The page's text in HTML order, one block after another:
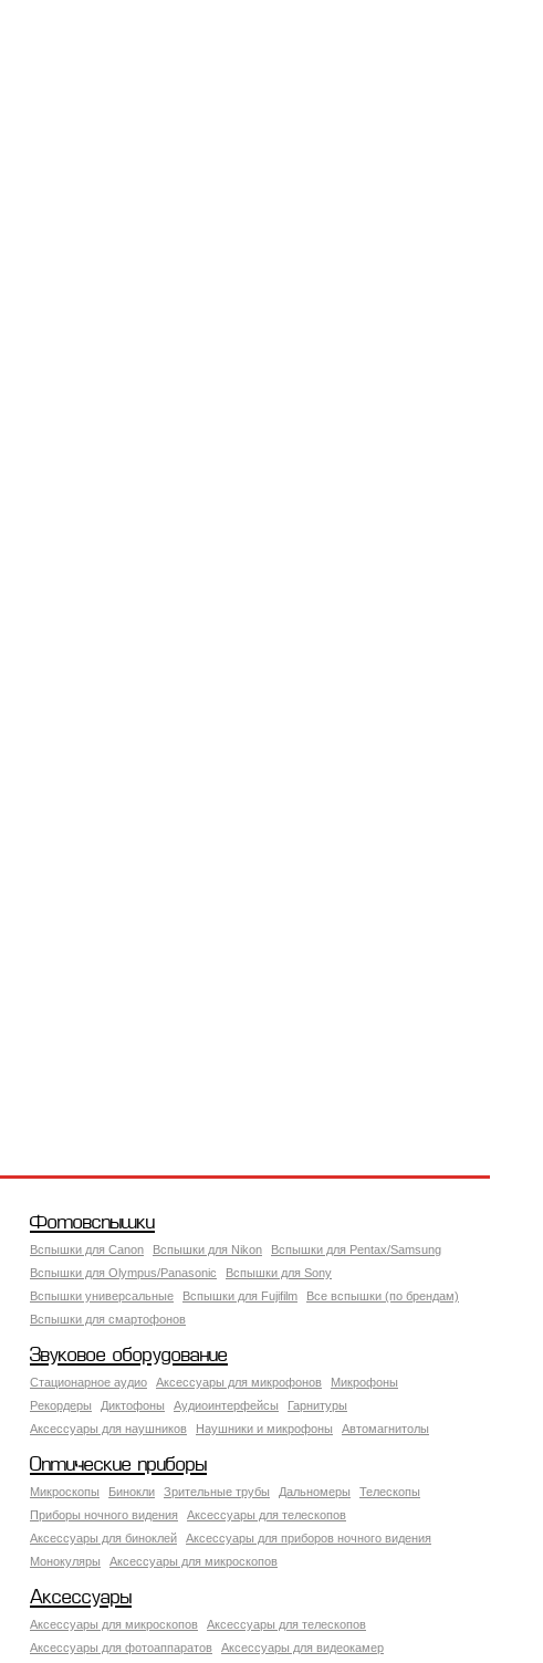
Фотовспышки
Вспышки для Canon Вспышки для Nikon
Вспышки для Pentax/Samsung
Вспышки для Olympus/Panasonic
Вспышки для Sony
Вспышки универсальные
Вспышки для Fujifilm
Все вспышки (по брендам)
Вспышки для смартофонов
Звуковое оборудование
Стационарное аудио Аксессуары для микрофонов
Микрофоны
Рекордеры
Диктофоны Аудиоинтерфейсы
Гарнитуры
Аксессуары для наушников
Наушники и микрофоны Автомагнитолы
Оптические приборы
Микроскопы Бинокли Зрительные трубы Дальномеры
Телескопы
Приборы ночного видения
Аксессуары для телескопов
Аксессуары для биноклей
Аксессуары для приборов ночного видения
Монокуляры
Аксессуары для микроскопов
Аксессуары
Аксессуары для микроскопов
Аксессуары для телескопов
Аксессуары для фотоаппаратов
Аксессуары для видеокамер